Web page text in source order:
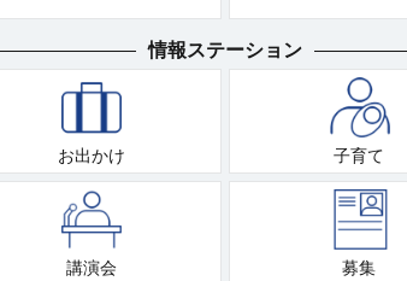
情報ステーション
お出かけ 子育て
講演会 募集